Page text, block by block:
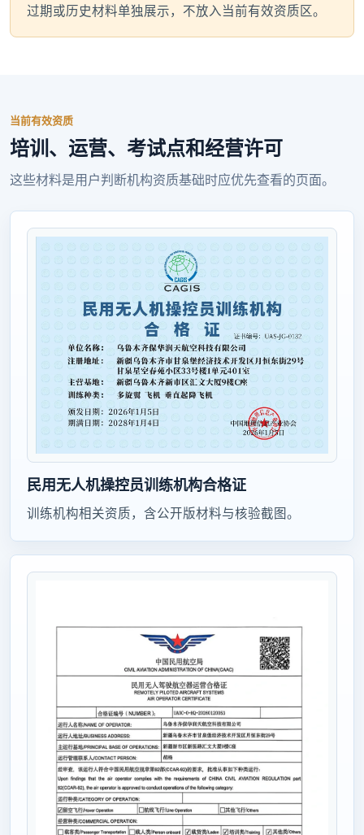
过期或历史材料单独展示，不放入当前有效资质区。
当前有效资质
培训、运营、考试点和经营许可
这些材料是用户判断机构资质基础时应优先查看的页面。
民用无人机操控员训练机构合格证
训练机构相关资质，含公开版材料与核验截图。